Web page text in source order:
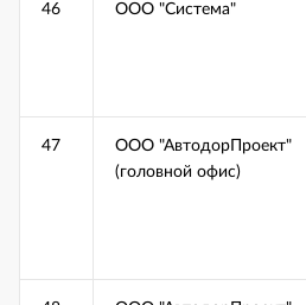
46 ООО "Система"
47
ООО "АвтодорПроект"
(головной офис)